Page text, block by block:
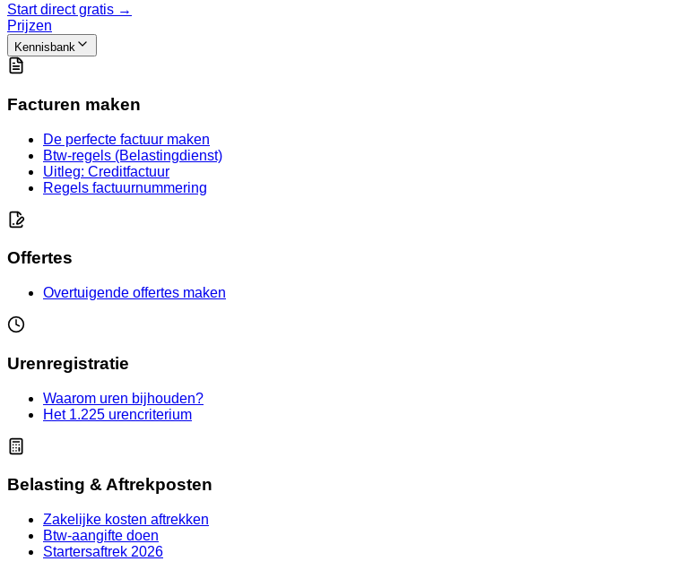
Start direct gratis →
Prijzen
Kennisbank
Facturen maken
De perfecte factuur maken
Btw-regels (Belastingdienst)
Uitleg: Creditfactuur
Regels factuurnummering
Offertes
Overtuigende offertes maken
Urenregistratie
Waarom uren bijhouden?
Het 1.225 urencriterium
Belasting & Aftrekposten
Zakelijke kosten aftrekken
Btw-aangifte doen
Startersaftrek 2026